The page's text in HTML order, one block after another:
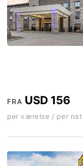
FRA USD 156
per værelse / per nat